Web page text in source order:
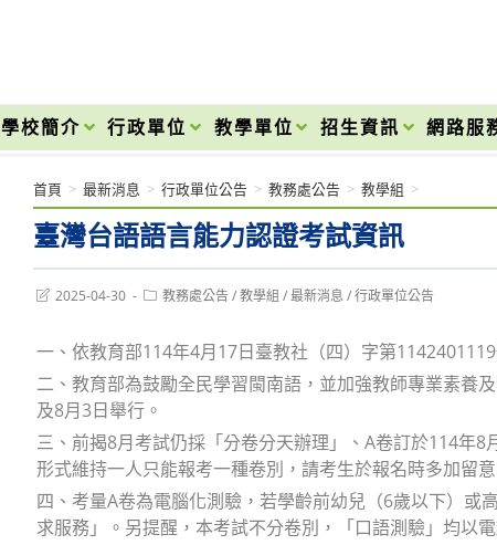
學校簡介 行政單位 教學單位 招生資訊 網路服
臺灣台語語言能力認證考試資訊
首頁 > 最新消息 > 行政單位公告 > 教務處公告 > 教學組 >
Post2025-04-30
Post教務處公告 / 教學組 / 最新消息 / 行政單位公告
一、依教育部114年4月17日臺教社（四）字第1142401119
二、教育部為鼓勵全民學習閩南語，並加強教師專業素養
及8月3日舉行。
三、前揭8月考試仍採「分卷分天辦理」、A卷訂於114年
形式維持一人只能報考一種卷別，請考生於報名時多加留意
四、考量A卷為電腦化測驗，若學齡前幼兒（6歲以下）
求服務」。另提醒，本考試不分卷別，「口語測驗」均以電